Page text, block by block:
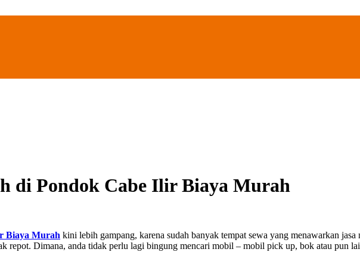
di Pondok Cabe Ilir Biaya Murah
Biaya Murah kini lebih gampang, karena sudah banyak tempat sewa yang menawarkan
repot. Dimana, anda tidak perlu lagi bingung mencari mobil – mobil pick up, bok atau pun